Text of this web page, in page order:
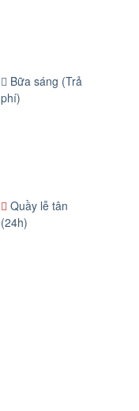
Bữa sáng (Trả
phí)
Quầy lễ tân
(24h)